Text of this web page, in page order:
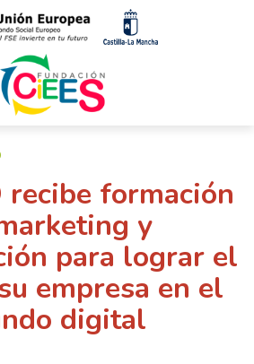
recibe formación
y
para lograr el
empresa en el
digital